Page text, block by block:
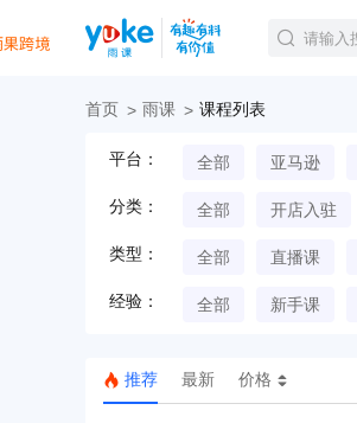
首页 雨课 课程列表
平台： 全部 亚马逊
分类： 全部 开店入驻
类型： 全部 直播课
经验： 全部 新手课
推荐 最新 价格